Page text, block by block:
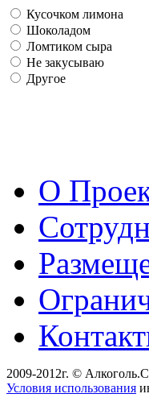
Кусочком лимона
Шоколадом
Ломтиком сыра
Не закусываю
Другое
О
2009-2012г. ©
Условия использования